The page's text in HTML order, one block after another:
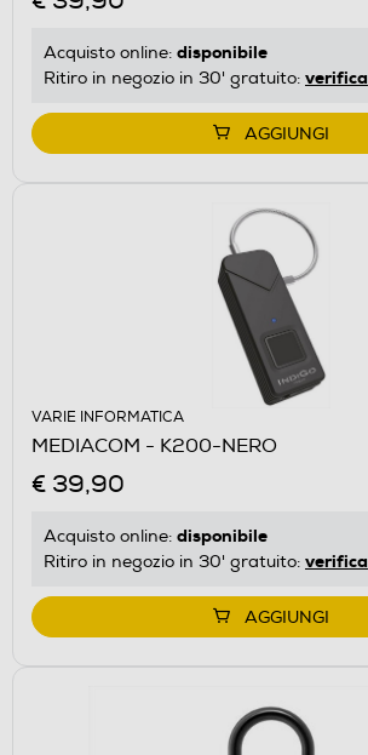
Acquisto online: disponibile
Ritiro in negozio in 30' gratuito: verifica
AGGIUNGI
VARIE INFORMATICA
MEDIACOM - K200-NERO
€ 39,90
Acquisto online: disponibile
Ritiro in negozio in 30' gratuito: verifica
AGGIUNGI